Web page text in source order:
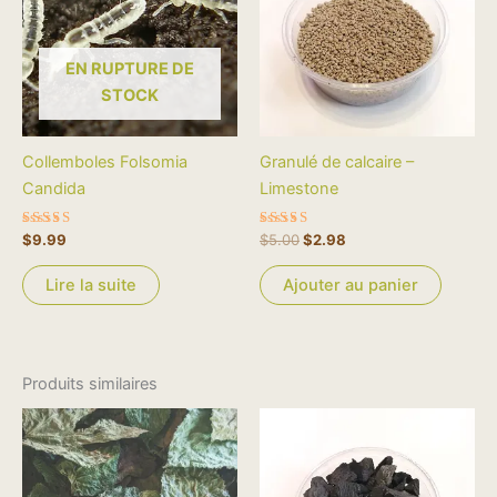
EN RUPTURE DE
STOCK
Collemboles Folsomia
Candida
Note
5.00
sur 5
$9.99
Lire la suite
Granulé de calcaire –
Limestone
Note
4.67
sur 5
$5.00
$5.00.
$2.98
$2.98.
Ajouter au panier
Produits similaires
Le
prix
initial
était :
$9.99.
Le
prix
actuel
est :
$4.99.
prix :
$3.50
à